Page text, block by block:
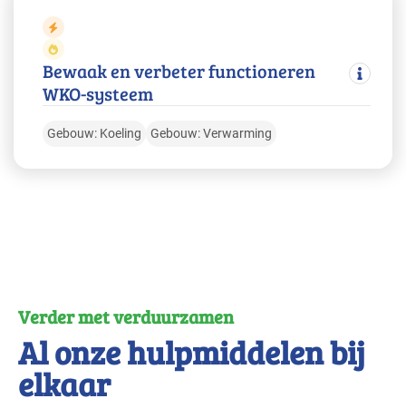
Bewaak en verbeter functioneren
WKO-systeem
Gebouw: Koeling Gebouw: Verwarming
Verder met verduurzamen
Al onze hulpmiddelen bij
elkaar